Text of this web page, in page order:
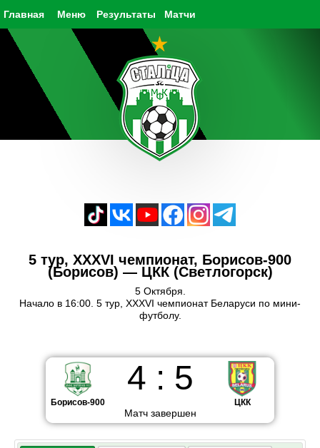
Главная Результаты Матчи
Меню
5 тур, XXXVI чемпионат, Борисов-900
(Борисов) — ЦКК (Светлогорск)
5 Октября.
Начало в 16:00. 5 тур, XXXVI чемпионат Беларуси по мини-
футболу.
Борисов-900
4 : 5
Матч завершен
ЦКК